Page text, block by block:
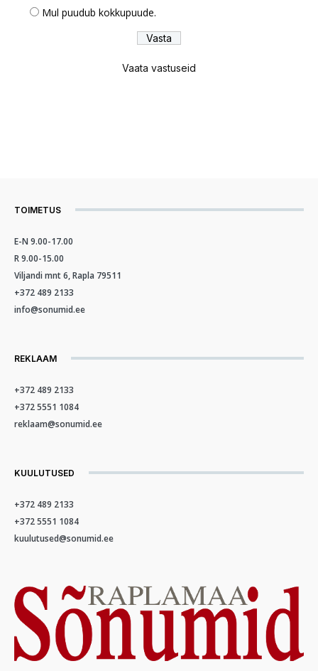
Mul puudub kokkupuude.
Vaata vastuseid
TOIMETUS
E-N 9.00-17.00
R 9.00-15.00
Viljandi mnt 6, Rapla 79511
+372 489 2133
info@sonumid.ee
REKLAAM
+372 489 2133
+372 5551 1084
reklaam@sonumid.ee
KUULUTUSED
+372 489 2133
+372 5551 1084
kuulutused@sonumid.ee